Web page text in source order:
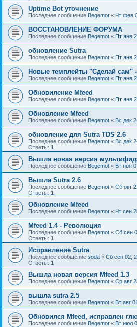
Uptime Bot уточнение
Последнее сообщение Begemot « Чт фев
ВОССТАНОВЛЕНИЕ ФОРУМА
Последнее сообщение Begemot « Пт янв
обновление Sutra
Последнее сообщение Begemot « Пт янв
Новые темплейты "Cделай сам"
Последнее сообщение Begemot « Пт янв
Обновиление Mfeed
Последнее сообщение Begemot « Пт янв
Обновление Mfeed
Последнее сообщение Begemot « Вс дек
обновление для Sutra TDS 2.6
Последнее сообщение Begemot « Вс дек
Ответы: 1
Вышла новая версия
Последнее сообщение Begemot « Вт ноя
Вышла Sutra 2.6
Последнее сообщение Begemot « Сб окт
Ответы: 1
Обновление Mfeed
Последнее сообщение Begemot « Чт сен
Mfeed 1.4 - Революция
Последнее сообщение Begemot « Сб сен
Ответы: 1
Исправление Sutra
Последнее сообщение soda « Сб сен 02,
Ответы: 1
Вышла новая версия Mfeed 1.3
Последнее сообщение Begemot « Ср авг
вышла sutra 2.5
Последнее сообщение Begemot « Вт авг
Обновился Mfeed, исправлен
Последнее сообщение Begemot « Вт июл